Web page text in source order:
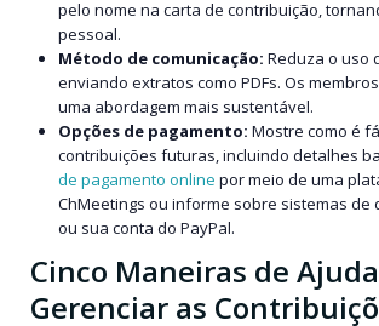
pelo nome na carta de contribuição,
pessoal.
Método de comunicação: Reduza o uso
enviando extratos como PDFs. Os
uma abordagem mais sustentável.
Opções de pagamento: Mostre como é
contribuições futuras, incluindo detalhes
de pagamento online por meio de uma
ChMeetings ou informe sobre sistemas de
ou sua conta do PayPal.
Cinco Maneiras de
Gerenciar as